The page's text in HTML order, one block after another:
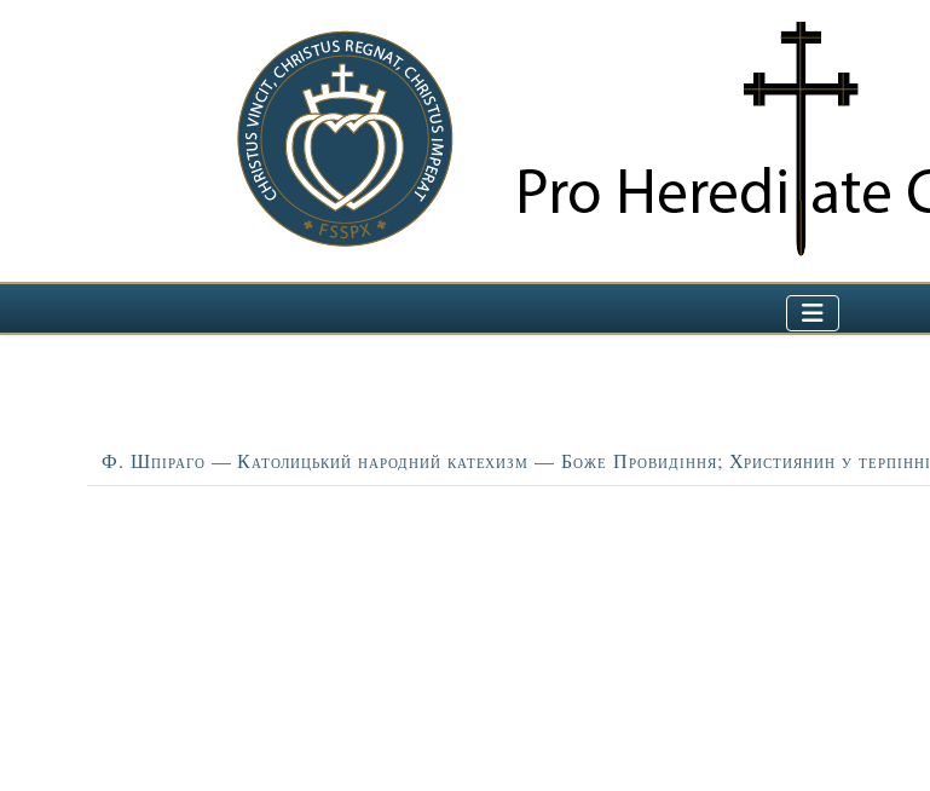
Заголовок
Ф. Шпіраго — Католицький народний катехизм — Боже Провидіння; Християнин у терпінні